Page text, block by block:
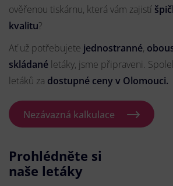
ověřenou tiskárnu, která vám zajistí
kvalitu?
Ať už potřebujete jednostranné,
skládané letáky, jsme připraveni.
letáků za dostupné ceny v Olomouci.
Nezávazná kalkulace
Prohlédněte si
naše letáky